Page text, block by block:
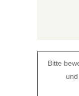
Bitte